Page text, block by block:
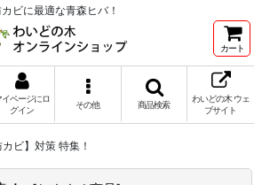
ビに最適な青森ヒバ！
カート
イページにロ
グイン
その他 商品検索
わいどの木 ウェ
ブサイト
カビ】対策 特集！